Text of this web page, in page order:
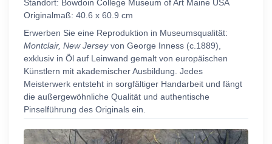
Standort: Bowdoin College Museum of Art Maine USA
Originalmaß: 40.6 x 60.9 cm
Erwerben Sie eine Reproduktion in Museumsqualität:
Montclair, New Jerseyvon George Inness (c.1889),
exklusiv in Öl auf Leinwand gemalt von europäischen
Künstlern mit akademischer Ausbildung. Jedes
Meisterwerk entsteht in sorgfältiger Handarbeit und fängt
die außergewöhnliche Qualität und authentische
Pinselführung des Originals ein.